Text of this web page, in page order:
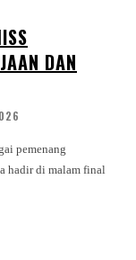
DAN
pemenang
hadir di malam final